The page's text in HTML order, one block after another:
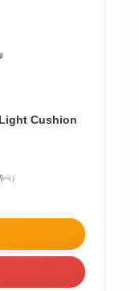
Cushion
）